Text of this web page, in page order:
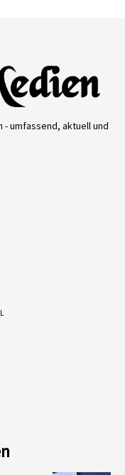
- umfassend, aktuell und